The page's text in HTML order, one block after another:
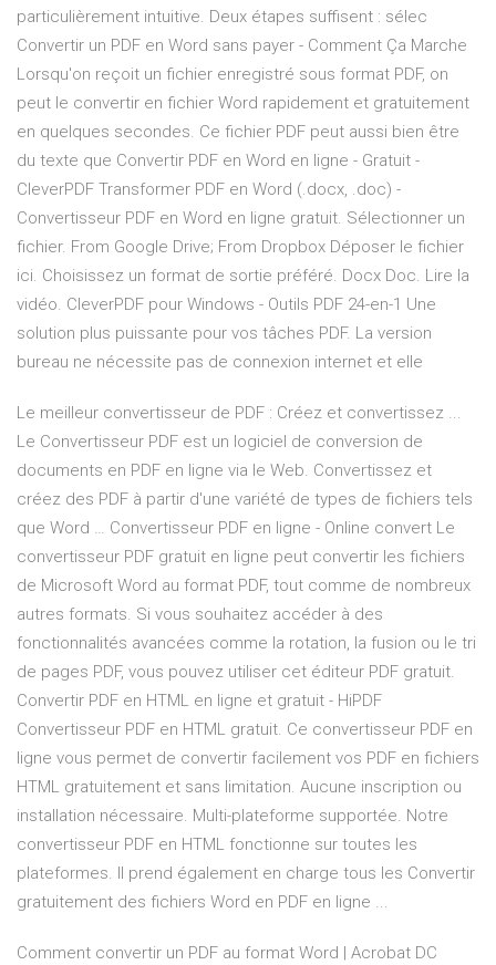
particulièrement intuitive. Deux étapes suffisent : sélec
Convertir un PDF en Word sans payer - Comment Ça Marche
Lorsqu'on reçoit un fichier enregistré sous format PDF, on
peut le convertir en fichier Word rapidement et gratuitement
en quelques secondes. Ce fichier PDF peut aussi bien être
du texte que Convertir PDF en Word en ligne - Gratuit -
CleverPDF Transformer PDF en Word (.docx, .doc) -
Convertisseur PDF en Word en ligne gratuit. Sélectionner un
fichier. From Google Drive; From Dropbox Déposer le fichier
ici. Choisissez un format de sortie préféré. Docx Doc. Lire la
vidéo. CleverPDF pour Windows - Outils PDF 24-en-1 Une
solution plus puissante pour vos tâches PDF. La version
bureau ne nécessite pas de connexion internet et elle
Le meilleur convertisseur de PDF : Créez et convertissez ...
Le Convertisseur PDF est un logiciel de conversion de
documents en PDF en ligne via le Web. Convertissez et
créez des PDF à partir d'une variété de types de fichiers tels
que Word … Convertisseur PDF en ligne - Online convert Le
convertisseur PDF gratuit en ligne peut convertir les fichiers
de Microsoft Word au format PDF, tout comme de nombreux
autres formats. Si vous souhaitez accéder à des
fonctionnalités avancées comme la rotation, la fusion ou le tri
de pages PDF, vous pouvez utiliser cet éditeur PDF gratuit.
Convertir PDF en HTML en ligne et gratuit - HiPDF
Convertisseur PDF en HTML gratuit. Ce convertisseur PDF en
ligne vous permet de convertir facilement vos PDF en fichiers
HTML gratuitement et sans limitation. Aucune inscription ou
installation nécessaire. Multi-plateforme supportée. Notre
convertisseur PDF en HTML fonctionne sur toutes les
plateformes. Il prend également en charge tous les Convertir
gratuitement des fichiers Word en PDF en ligne ...
Comment convertir un PDF au format Word | Acrobat DC